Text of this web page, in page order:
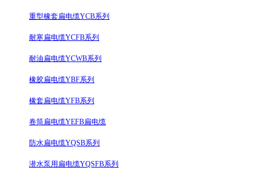
重型橡套扁电缆YCB系列
耐寒扁电缆YCFB系列
耐油扁电缆YCWB系列
橡胶扁电缆YBF系列
橡套扁电缆YFB系列
卷筒扁电缆YEFB扁电缆
防水扁电缆YQSB系列
潜水泵用扁电缆YQSFB系列